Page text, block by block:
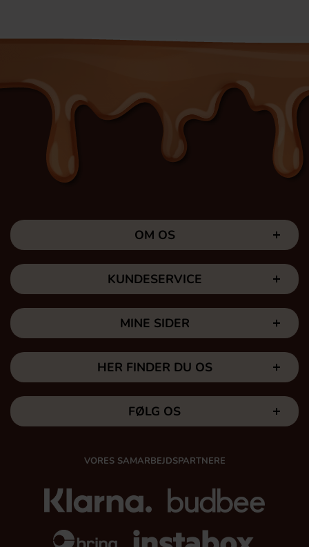
OM OS
KUNDESERVICE
MINE SIDER
HER FINDER DU OS
FØLG OS
VORES SAMARBEJDSPARTNERE